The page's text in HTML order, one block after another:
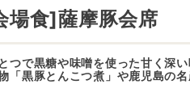
場食]薩摩豚会席
つで黒糖や味噌を使った甘く深
「黒豚とんこつ煮」や鹿児島の